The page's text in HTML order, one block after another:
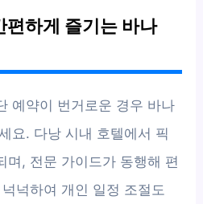
편하게 즐기는 바나
예약이 번거로운 경우 바나
요. 다낭 시내 호텔에서 픽
며, 전문 가이드가 동행해 편
넉하여 개인 일정 조절도